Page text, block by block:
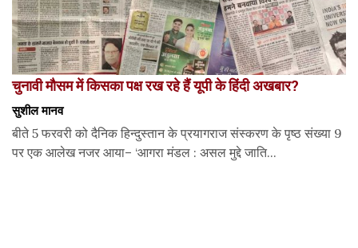
चुनावी मौसम में किसका पक्ष रख रहे हैं यूपी के हिंदी अखबार?
सुशील मानव
बीते 5 फरवरी को दैनिक हिन्दुस्तान के प्रयागराज संस्करण के पृष्ठ संख्या 9
पर एक आलेख नजर आया– ‘आगरा मंडल : असल मुद्दे जाति...